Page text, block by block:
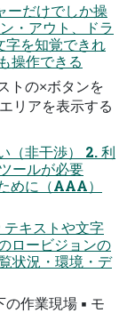
ーだけでしか操
・アウト、ドラ
字を知覚できれ
操作できる
トの×ボタンを
リアを表示する
（非干渉） 2. 利
ールが必要
めに（AAA）
キストや文字
ロービジョンの
状況・環境・デ
の作業現場 ▪ モ